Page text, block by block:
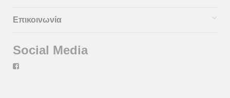
Επικοινωνία
Social Media